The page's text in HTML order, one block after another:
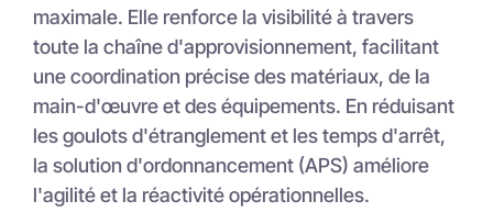
maximale. Elle renforce la visibilité à travers
toute la chaîne d'approvisionnement, facilitant
une coordination précise des matériaux, de la
main-d'œuvre et des équipements. En réduisant
les goulots d'étranglement et les temps d'arrêt,
la solution d'ordonnancement (APS) améliore
l'agilité et la réactivité opérationnelles.